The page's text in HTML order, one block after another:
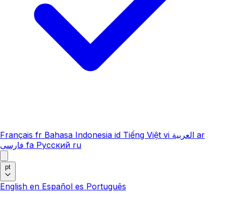
Français fr Bahasa Indonesia id Tiếng Việt vi العربية ar
فارسی fa Русский ru
pt
English en Español es Português